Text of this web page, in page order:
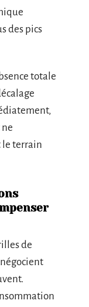
des pics
totale
ne
terrain
de
négocient